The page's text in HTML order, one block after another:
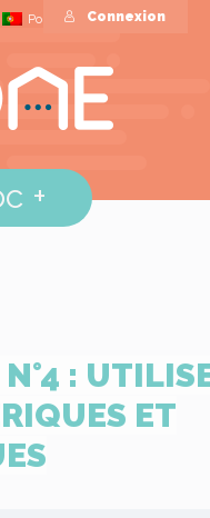
Português
+
Connexion
:
ET